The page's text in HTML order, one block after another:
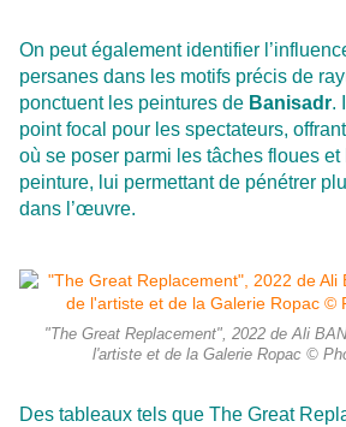
On peut également identifier
persanes dans les motifs précis de
ponctuent les peintures de Banisadr.
point focal pour les spectateurs,
où se poser parmi les tâches floues
peinture, lui permettant de pénétrer
dans l’œuvre.
"The Great Replacement", 2022 de Ali
l'artiste et de la Galerie Ropac ©
Des tableaux tels que The Great